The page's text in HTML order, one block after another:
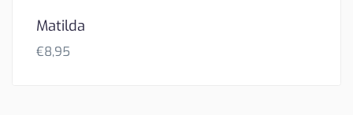
Matilda
€8,95